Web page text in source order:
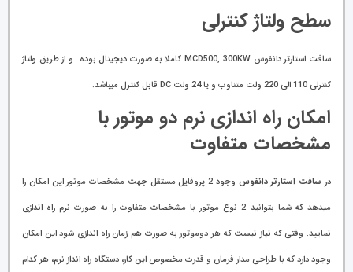
سطح ولتاژ کنترلی
سافت استارتر دانفوس MCD500, 300KW کاملا به صورت دیجیتال بوده و از طریق ولتاژ
کنترلی 110 الی 220 ولت متناوب و یا 24 ولت DC قابل کنترل میباشد.
امکان راه اندازی نرم دو موتور با
مشخصات متفاوت
در سافت استارتر دانفوس
وجود 2 پروفایل مستقل جهت مشخصات موتور این امکان را
میدهد که شما بتوانید 2 نوع موتور با مشخصات متفاوت را به صورت نرم راه اندازی
نمایید. وقتی که نیاز نیست که هر دوموتور به صورت هم زمان راه اندازی شود این امکان
وجود دارد که با طراحی مدار فرمان و قدرت مخصوص این کار، دستگاه راه انداز نرم، هر کدام